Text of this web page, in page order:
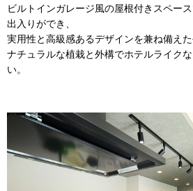
ビルトインガレージ風の屋根付きスペー
出入りができ、
実用性と高級感あるデザインを兼ね備えた
ナチュラルな植栽と外構でホテルライク
い。